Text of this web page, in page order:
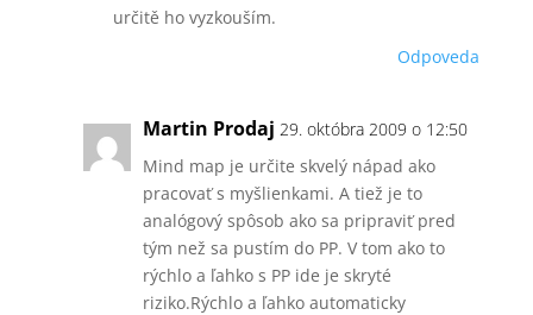
určitě ho vyzkouším.
Odpoveda
Martin Prodaj 29. októbra 2009 o 12:50
Mind map je určite skvelý nápad ako
pracovať s myšlienkami. A tiež je to
analógový spôsob ako sa pripraviť pred
tým než sa pustím do PP. V tom ako to
rýchlo a ľahko s PP ide je skryté
riziko.Rýchlo a ľahko automaticky